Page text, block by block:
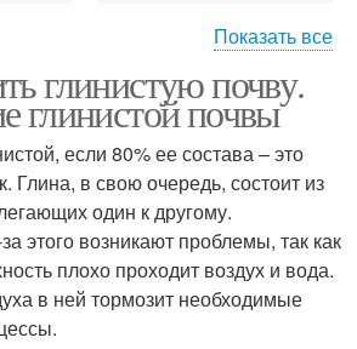
Почвы по растениям
Почвы на участке
Показать все
глинистую почву.
глинистой почвы
если 80% ее состава – это
Глина, в свою очередь, состоит из
один к другому.
этого возникают проблемы, так как
плохо проходит воздух и вода.
в ней тормозит необходимые